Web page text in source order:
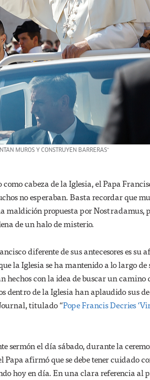
MUROS Y CONSTRUYEN BARRERAS"
como cabeza de la Iglesia, el Papa
no esperaban. Basta recordar que
maldición propuesta por Nostradamus,
de un halo de misterio.
diferente de sus antecesores es
la Iglesia se ha mantenido a lo largo
hechos con la idea de buscar un
dentro de la Iglesia han aplaudido sus
titulado “Pope Francis Decries
sermón el día sábado, durante la
Papa afirmó que se debe tener cuidado
hoy en día. En una clara referencia al